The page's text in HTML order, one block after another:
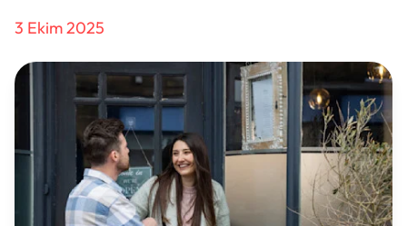
3 Ekim 2025